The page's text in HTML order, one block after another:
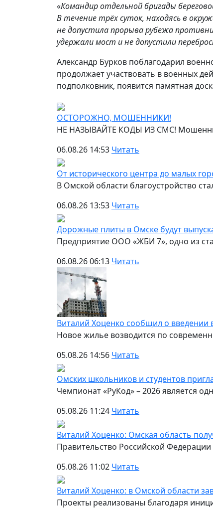
«Командир отдельной бригады
В течение трëх суток, находясь в
не допустила прорыва рубежа
удержали мост и не допустили
Александр Бурков поблагодарил
продолжает участвовать в военных
подполковник, появится памятная
ОСТОРОЖНО, МОШЕННИКИ!
НЕ НАЗЫВАЙТЕ КОДЫ ИЗ СМС!
06.08.26 14:53 Читать
От исторического центра до малых
В Омской области благоустройство
06.08.26 13:53 Читать
Дорожные плиты в Омске будут
Предприятие ООО «ЖБИ 7», одно из
06.08.26 06:13 Читать
Виталий Хоценко сообщил о введении
Новое жилье возводится по
05.08.26 14:56 Читать
Омских школьников и студентов
Чемпионат «РуКод» – 2026 является
05.08.26 11:24 Читать
Виталий Хоценко: Омская область
Правительство Российской
05.08.26 11:02 Читать
Виталий Хоценко: в Омской области
Проекты реализованы благодаря